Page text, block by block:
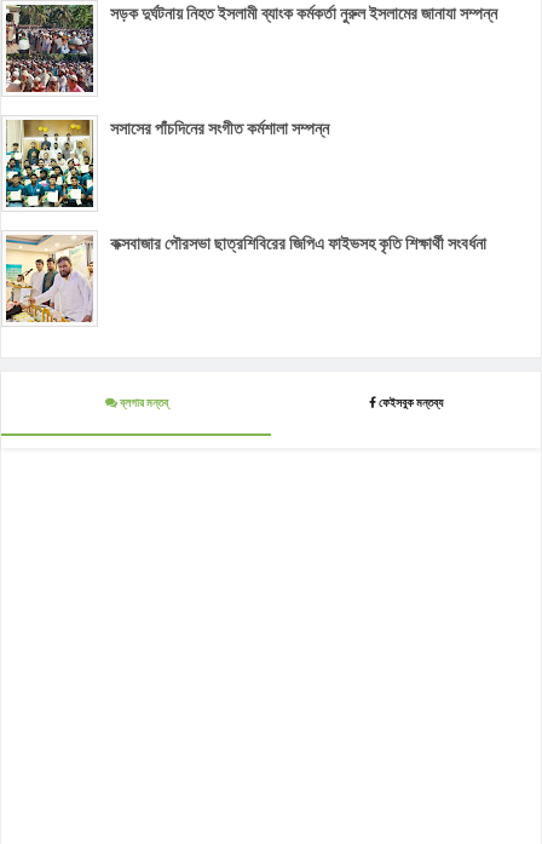
সড়ক দুর্ঘটনায় নিহত ইসলামী ব্যাংক কর্মকর্তা নুরুল ইসলামের জানাযা সম্পন্ন
সসাসের পাঁচদিনের সংগীত কর্মশালা সম্পন্ন
কক্সবাজার পৌরসভা ছাত্রশিবিরের জিপিএ ফাইভসহ কৃতি শিক্ষার্থী সংবর্ধনা
ব্লগার মন্তব্ ফেইসবুক মন্তব্য